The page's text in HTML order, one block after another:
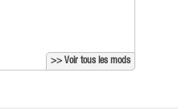
>> Voir tous les mods